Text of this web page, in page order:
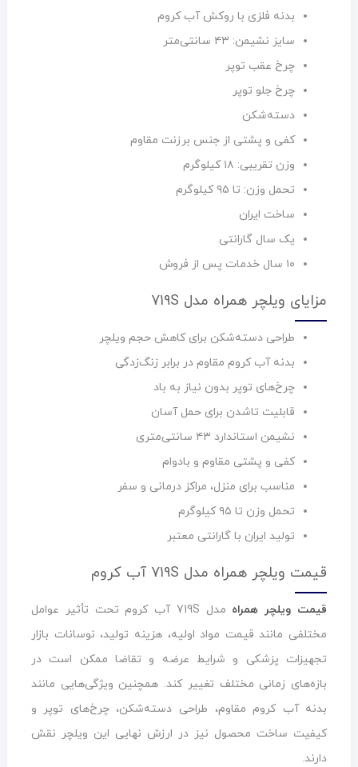
بدنه فلزی با روکش آب کروم
سایز نشیمن: ۴۳ سانتی‌متر
چرخ عقب توپر
چرخ جلو توپر
دسته‌شکن
کفی و پشتی از جنس برزنت مقاوم
وزن تقریبی: ۱۸ کیلوگرم
تحمل وزن: تا ۹۵ کیلوگرم
ساخت ایران
یک سال گارانتی
۱۰ سال خدمات پس از فروش
مزایای ویلچر همراه مدل 719S
طراحی دسته‌شکن برای کاهش حجم ویلچر
بدنه آب کروم مقاوم در برابر زنگ‌زدگی
چرخ‌های توپر بدون نیاز به باد
قابلیت تاشدن برای حمل آسان
نشیمن استاندارد ۴۳ سانتی‌متری
کفی و پشتی مقاوم و بادوام
مناسب برای منزل، مراکز درمانی و سفر
تحمل وزن تا ۹۵ کیلوگرم
تولید ایران با گارانتی معتبر
قیمت ویلچر همراه مدل 719S آب کروم
قیمت ویلچر همراه
مدل 719S آب کروم تحت تأثیر عوامل
مختلفی مانند قیمت مواد اولیه، هزینه تولید، نوسانات بازار
تجهیزات پزشکی و شرایط عرضه و تقاضا ممکن است در
بازه‌های زمانی مختلف تغییر کند. همچنین ویژگی‌هایی مانند
بدنه آب کروم مقاوم، طراحی دسته‌شکن، چرخ‌های توپر و
کیفیت ساخت محصول نیز در ارزش نهایی این ویلچر نقش
دارند.